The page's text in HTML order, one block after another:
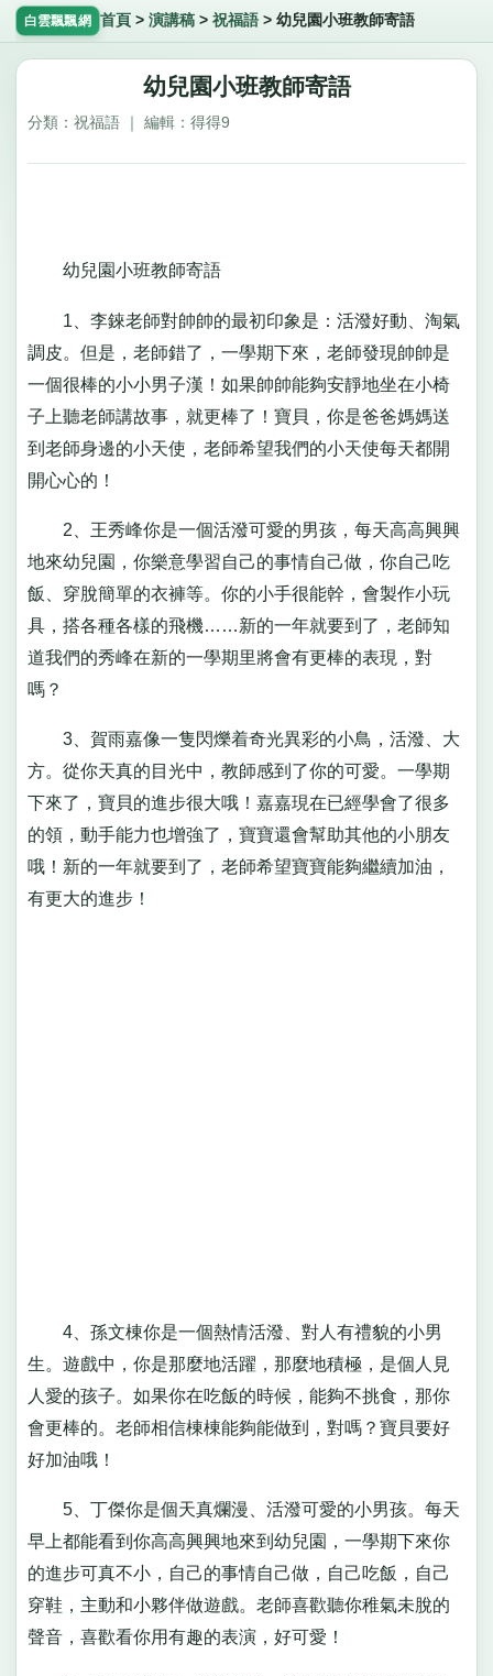
白雲飄飄網 首頁 > 演講稿> 祝福語> 幼兒園小班教師寄語
幼兒園小班教師寄語
分類：祝福語 ｜ 編輯：得得9
幼兒園小班教師寄語
1、李錸老師對帥帥的最初印象是：活潑好動、淘氣
調皮。但是，老師錯了，一學期下來，老師發現帥帥是
一個很棒的小小男子漢！如果帥帥能夠安靜地坐在小椅
子上聽老師講故事，就更棒了！寶貝，你是爸爸媽媽送
到老師身邊的小天使，老師希望我們的小天使每天都開
開心心的！
2、王秀峰你是一個活潑可愛的男孩，每天高高興興
地來幼兒園，你樂意學習自己的事情自己做，你自己吃
飯、穿脫簡單的衣褲等。你的小手很能幹，會製作小玩
具，搭各種各樣的飛機……新的一年就要到了，老師知
道我們的秀峰在新的一學期里將會有更棒的表現，對
嗎？
3、賀雨嘉像一隻閃爍着奇光異彩的小鳥，活潑、大
方。從你天真的目光中，教師感到了你的可愛。一學期
下來了，寶貝的進步很大哦！嘉嘉現在已經學會了很多
的領，動手能力也增強了，寶寶還會幫助其他的小朋友
哦！新的一年就要到了，老師希望寶寶能夠繼續加油，
有更大的進步！
4、孫文棟你是一個熱情活潑、對人有禮貌的小男
生。遊戲中，你是那麼地活躍，那麼地積極，是個人見
人愛的孩子。如果你在吃飯的時候，能夠不挑食，那你
會更棒的。老師相信棟棟能夠能做到，對嗎？寶貝要好
好加油哦！
5、丁傑你是個天真爛漫、活潑可愛的小男孩。每天
早上都能看到你高高興興地來到幼兒園，一學期下來你
的進步可真不小，自己的事情自己做，自己吃飯，自己
穿鞋，主動和小夥伴做遊戲。老師喜歡聽你稚氣未脫的
聲音，喜歡看你用有趣的表演，好可愛！